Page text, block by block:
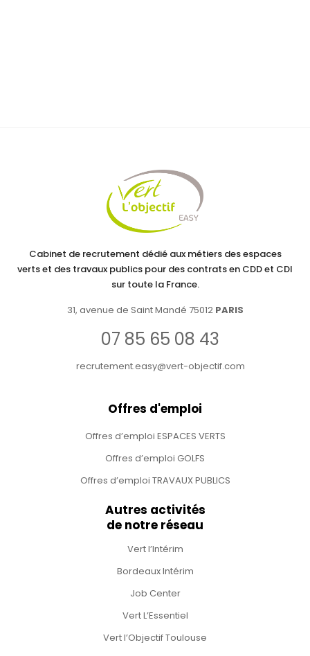
Cabinet de recrutement dédié aux métiers des espaces
verts et des travaux publics pour des contrats en CDD et CDI
sur toute la France.
31, avenue de Saint Mandé 75012 PARIS
07 85 65 08 43
recrutement.easy@vert-objectif.com
Offres d'emploi
Offres d’emploi ESPACES VERTS
Offres d’emploi GOLFS
Offres d’emploi TRAVAUX PUBLICS
Autres activités
de notre réseau
Vert l’Intérim
Bordeaux Intérim
Job Center
Vert L’Essentiel
Vert l’Objectif Toulouse